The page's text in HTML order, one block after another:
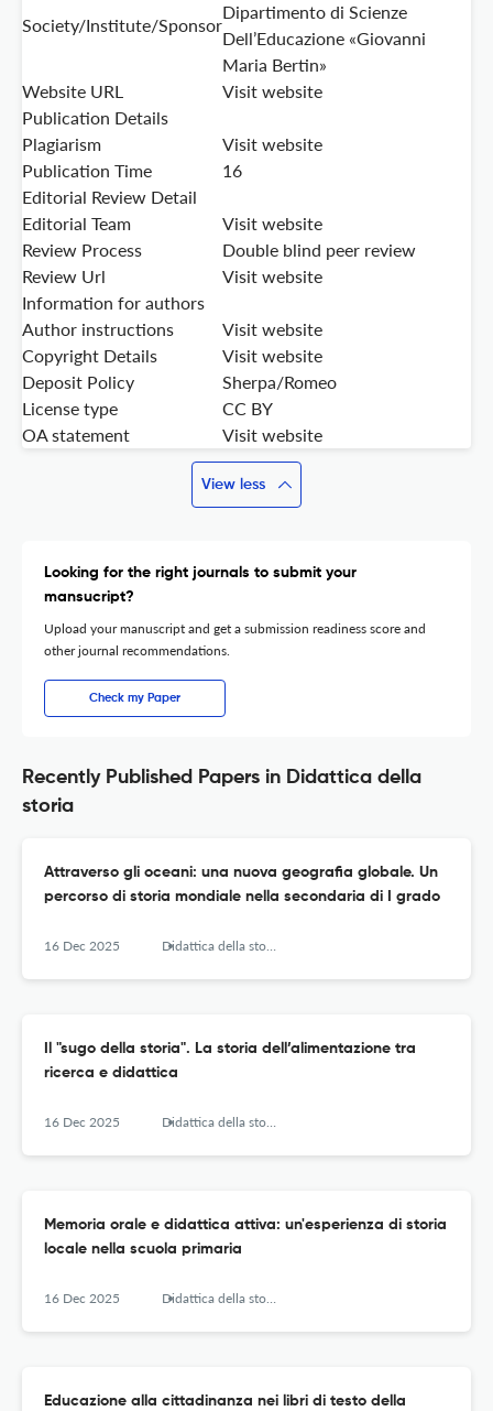
Society/Institute/Sponsor
Dipartimento di Scienze
Dell’Educazione «Giovanni
Maria Bertin»
Website URL
Visit website
Publication Details
Plagiarism
Visit website
Publication Time
16
Editorial Review Detail
Editorial Team
Visit website
Review Process
Double blind peer review
Review Url
Visit website
Information for authors
Author instructions
Visit website
Copyright Details
Visit website
Deposit Policy
Sherpa/Romeo
License type
CC BY
OA statement
Visit website
View less
Looking for the right journals to submit your
mansucript?
Upload your manuscript and get a submission readiness score and
other journal recommendations.
Check my Paper
Recently Published Papers in Didattica della
storia
Attraverso gli oceani: una nuova geografia globale. Un
percorso di storia mondiale nella secondaria di I grado
16 Dec 2025 Didattica della storia – Journal of Research and Didactics of History
Il "sugo della storia". La storia dell’alimentazione tra
ricerca e didattica
16 Dec 2025 Didattica della storia – Journal of Research and Didactics of History
Memoria orale e didattica attiva: un'esperienza di storia
locale nella scuola primaria
16 Dec 2025 Didattica della storia – Journal of Research and Didactics of History
Educazione alla cittadinanza nei libri di testo della